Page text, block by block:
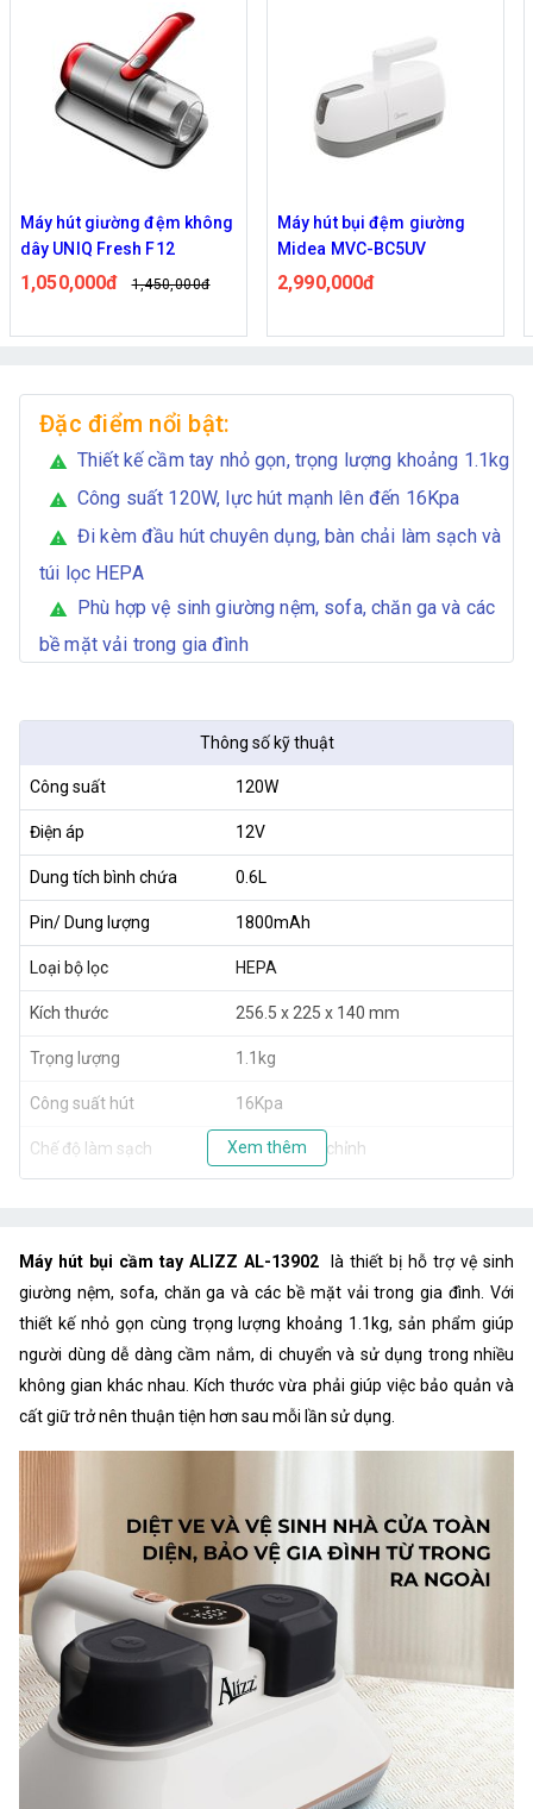
Máy hút bụi đệm giường
Midea MVC-BC5UV
2,990,000đ
Máy hút bụi giường nệm
diệt khuẩn UV TSUKI TS-
HC01
625,000đ 735,000đ
Đặc điểm nổi bật:
warning Thiết kế cầm tay nhỏ gọn, trọng lượng khoảng 1.1kg
warning Công suất 120W, lực hút mạnh lên đến 16Kpa
warning
Đi kèm đầu hút chuyên dụng, bàn chải làm sạch và
túi lọc HEPA
warning
Phù hợp vệ sinh giường nệm, sofa, chăn ga và các
bề mặt vải trong gia đình
Thông số kỹ thuật
Công suất 120W
Điện áp 12V
Dung tích bình chứa 0.6L
Pin/ Dung lượng 1800mAh
Loại bộ lọc HEPA
Kích thước 256.5 x 225 x 140 mm
Trọng lượng 1.1kg
Công suất hút 16Kpa
Chế độ làm sạch 3 tốc độ tùy chỉnh
sạch, túi lọc HEPA
Xem thêm
Máy hút bụi cầm tay ALIZZ AL-13902
là thiết bị hỗ trợ vệ sinh
giường nệm, sofa, chăn ga và các bề mặt vải trong gia đình. Với
thiết kế nhỏ gọn cùng trọng lượng khoảng 1.1kg, sản phẩm giúp
người dùng dễ dàng cầm nắm, di chuyển và sử dụng trong nhiều
không gian khác nhau. Kích thước vừa phải giúp việc bảo quản và
cất giữ trở nên thuận tiện hơn sau mỗi lần sử dụng.